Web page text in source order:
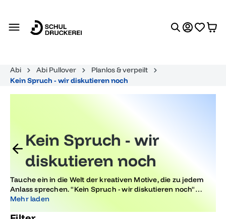
Abi Abi Pullover
Planlos & verpeilt
Kein Spruch - wir diskutieren noch
Kein Spruch - wir
diskutieren noch
Tauche ein in die Welt der kreativen Motive, die zu jedem
Anlass sprechen. "Kein Spruch - wir diskutieren noch"
bietet dir inspirierende Designs, die perfekt für Abitur-
Mehr laden